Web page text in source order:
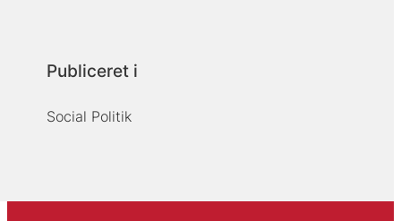
Publiceret i
Social Politik